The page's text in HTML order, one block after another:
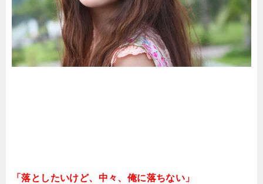
「落としたいけど、中々、俺に落ちない」